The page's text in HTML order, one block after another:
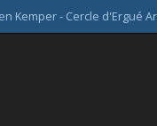
Kemper - Cercle d'Ergué